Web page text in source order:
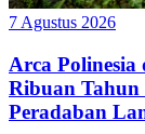
7 Agustus 2026
Arca Polinesia
Ribuan Tahun
Peradaban